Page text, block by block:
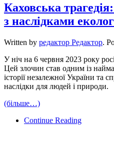
Каховська
з наслідками
Written by редактор Редактор.
У ніч на 6 червня 2023 року
Цей злочин став одним із
історії незалежної України та
наслідки для людей і природи.
(більше…)
Continue Reading